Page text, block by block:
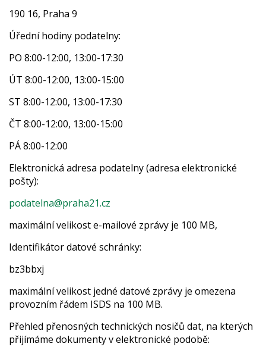
190 16, Praha 9
Úřední hodiny podatelny:
PO 8:00-12:00, 13:00-17:30
ÚT 8:00-12:00, 13:00-15:00
ST 8:00-12:00, 13:00-17:30
ČT 8:00-12:00, 13:00-15:00
PÁ 8:00-12:00
Elektronická adresa podatelny (adresa elektronické
pošty):
podatelna@praha21.cz
maximální velikost e-mailové zprávy je 100 MB,
Identifikátor datové schránky:
bz3bbxj
maximální velikost jedné datové zprávy je omezena
provozním řádem ISDS na 100 MB.
Přehled přenosných technických nosičů dat, na kterých
přijímáme dokumenty v elektronické podobě: